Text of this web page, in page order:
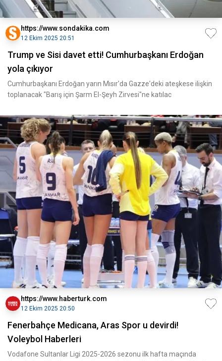
https://www.sondakika.com
12 Ekim 2025 20:51
Trump ve Sisi davet etti! Cumhurbaşkanı Erdoğan
yola çıkıyor
Cumhurbaşkanı Erdoğan yarın Mısır'da Gazze'deki ateşkese ilişkin
toplanacak "Barış için Şarm El-Şeyh Zirvesi"ne katılac
https://www.haberturk.com
12 Ekim 2025 20:50
Fenerbahçe Medicana, Aras Spor u devirdi!
Voleybol Haberleri
Vodafone Sultanlar Ligi 2025-2026 sezonu ilk hafta maçında